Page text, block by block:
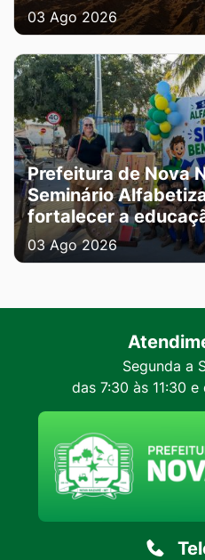
03 Ago 2026
Prefeitura de Nova
Seminário
fortalecer a
03 Ago 2026
Segunda a
das 7:30 às 11:30 e